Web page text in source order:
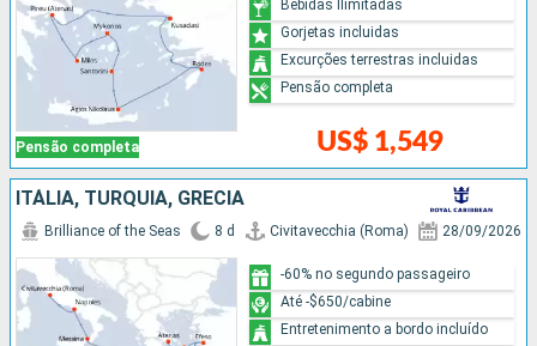
Pensão completa US$ 1,549
Bebidas Ilimitadas
Gorjetas incluidas
Excurções terrestras incluidas
Pensão completa
ITÁLIA, TURQUIA, GRÉCIA
Brilliance of the Seas 8 d Civitavecchia (Roma) 28/09/2026
-60% no segundo passageiro
Até -$650/cabine
Entretenimento a bordo incluído